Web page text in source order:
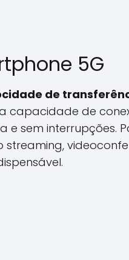
5G
de
capacidade de
e sem interrupções.